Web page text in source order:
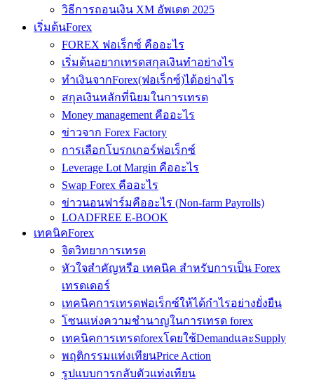
วิธีการถอนเงิน XM อัพเดต 2025
เริ่มต้นForex
FOREX ฟอเร็กซ์ คืออะไร
เริ่มต้นอยากเทรดสกุลเงินทำอย่างไร
ทำเงินจากForex(ฟอเร็กซ์)ได้อย่างไร
สกุลเงินหลักที่นิยมในการเทรด
Money management คืออะไร
ข่าวจาก Forex Factory
การเลือกโบรกเกอร์ฟอเร็กซ์
Leverage Lot Margin คืออะไร
Swap Forex คืออะไร
ข่าวนอนฟาร์มคืออะไร (Non-farm Payrolls)
LOADFREE E-BOOK
เทคนิคForex
จิตวิทยาการเทรด
หัวใจสำคัญหรือ เทคนิค สำหรับการเป็น Forex
เทรดเดอร์
เทคนิคการเทรดฟอเร็กซ์ให้ได้กำไรอย่างยั่งยืน
โซนแห่งความชำนาญในการเทรด forex
เทคนิคการเทรดforexโดยใช้DemandและSupply
พฤติกรรมแท่งเทียนPrice Action
รูปแบบการกลับตัวแท่งเทียน